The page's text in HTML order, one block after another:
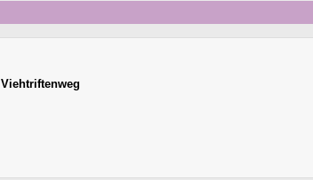
Viehtriftenweg